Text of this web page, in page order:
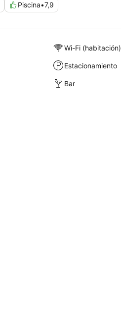
Piscina•7,9
Wi-Fi (habitación)
Estacionamiento
Bar